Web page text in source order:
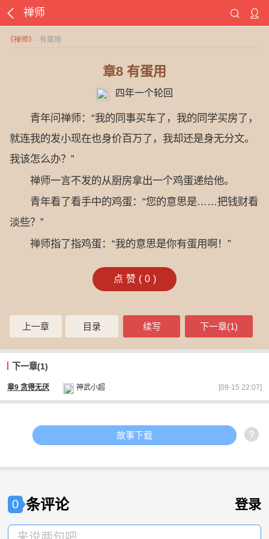
禅师
《禅师》 - 有蛋用
章8 有蛋用
四年一个轮回
青年问禅师：“我的同事买车了，我的同学买房了，
就连我的发小现在也身价百万了，我却还是身无分文。
我该怎么办？”
禅师一言不发的从厨房拿出一个鸡蛋递给他。
青年看了看手中的鸡蛋：“您的意思是……把钱财看
淡些？”
禅师指了指鸡蛋：“我的意思是你有蛋用啊！”
点赞( 0 )
上一章 目录 续写 下一章(1)
下一章(1)
章9 贪得无厌 神武小超 [09-15 22:07]
故事下载
0 条评论 登录